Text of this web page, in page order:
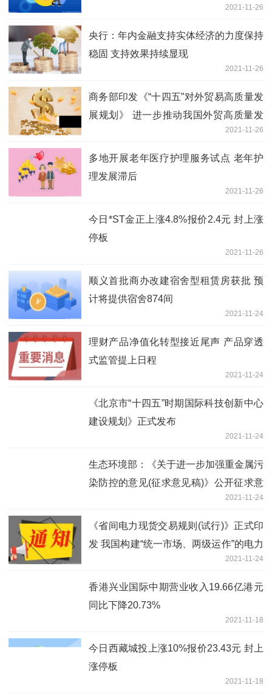
2021-11-26
央行：年内金融支持实体经济的力度保持
稳固 支持效果持续显现
2021-11-26
商务部印发《“十四五”对外贸易高质量发
展规划》 进一步推动我国外贸高质量发
2021-11-26
多地开展老年医疗护理服务试点 老年护
理发展滞后
2021-11-26
今日*ST金正上涨4.8%报价2.4元 封上涨
停板
2021-11-26
顺义首批商办改建宿舍型租赁房获批 预
计将提供宿舍874间
2021-11-24
理财产品净值化转型接近尾声 产品穿透
式监管提上日程
2021-11-24
《北京市“十四五”时期国际科技创新中心
建设规划》正式发布
2021-11-24
生态环境部：《关于进一步加强重金属污
染防控的意见(征求意见稿)》公开征求意
2021-11-24
《省间电力现货交易规则(试行)》正式印
发 我国构建“统一市场、两级运作”的电力
2021-11-24
香港兴业国际中期营业收入19.66亿港元
同比下降20.73%
2021-11-18
今日西藏城投上涨10%报价23.43元 封上
涨停板
2021-11-18